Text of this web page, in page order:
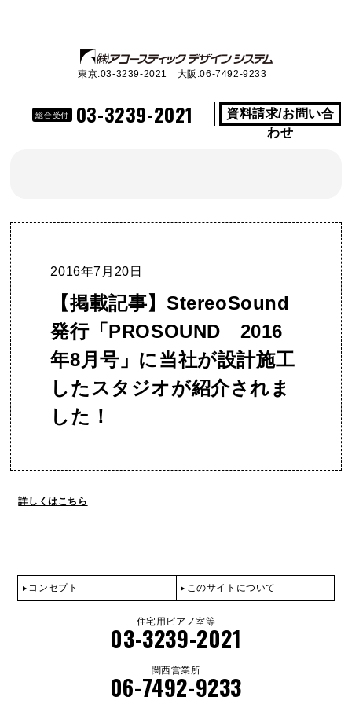
東京:03-3239-2021 大阪:06-7492-9233
総合受付 03-3239-2021
資料請求/お問い合
わせ
2016年7月20日
【掲載記事】StereoSound
発行「PROSOUND 2016
年8月号」に当社が設計施工
したスタジオが紹介されま
した！
詳しくはこちら
コンセプト このサイトについて
住宅用ピアノ室等
03-3239-2021
関西営業所
06-7492-9233